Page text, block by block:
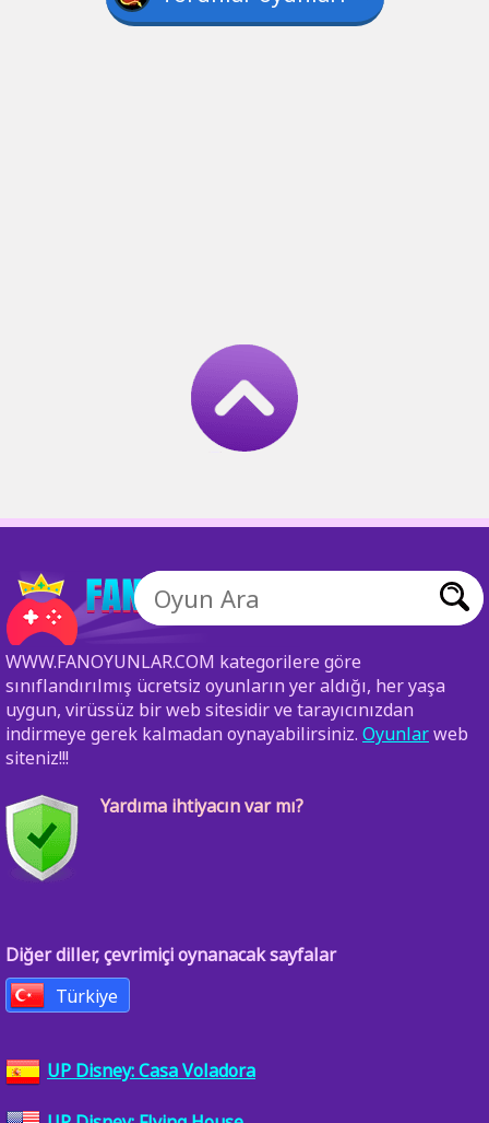
WWW.FANOYUNLAR.COM kategorilere göre
sınıflandırılmış ücretsiz oyunların yer aldığı, her yaşa
uygun, virüssüz bir web sitesidir ve tarayıcınızdan
indirmeye gerek kalmadan oynayabilirsiniz. Oyunlarweb
siteniz!!!
Yardıma ihtiyacın var mı?
Diğer diller, çevrimiçi oynanacak sayfalar
Türkiye
UP Disney: Casa Voladora